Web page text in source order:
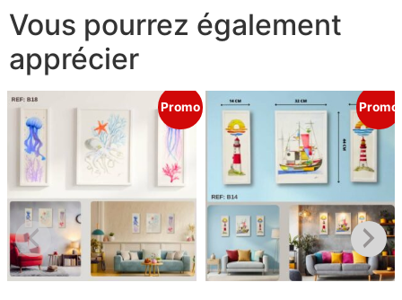
Vous pourrez également
apprécier
Promo Promo